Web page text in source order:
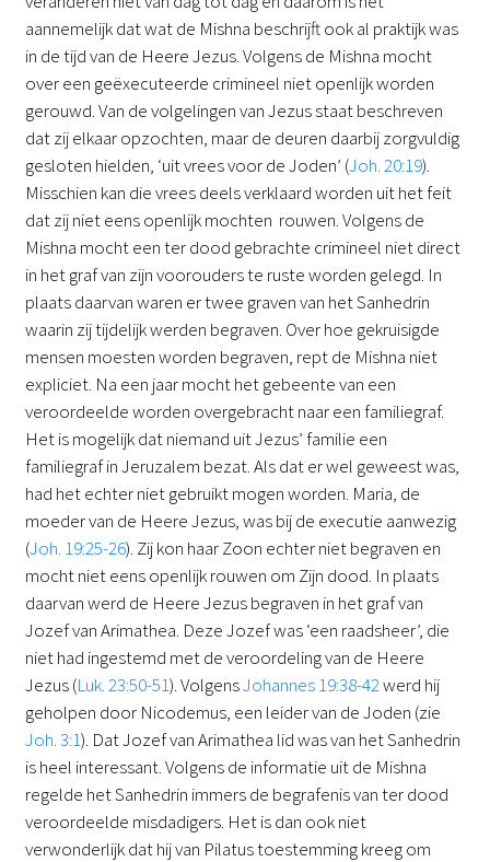
aannemelijk dat wat de Mishna beschrijft ook al praktijk was
in de tijd van de Heere Jezus. Volgens de Mishna mocht
over een geëxecuteerde crimineel niet openlijk worden
gerouwd. Van de volgelingen van Jezus staat beschreven
dat zij elkaar opzochten, maar de deuren daarbij zorgvuldig
gesloten hielden, ‘uit vrees voor de Joden’ (Joh. 20:19).
Misschien kan die vrees deels verklaard worden uit het feit
dat zij niet eens openlijk mochten rouwen. Volgens de
Mishna mocht een ter dood gebrachte crimineel niet direct
in het graf van zijn voorouders te ruste worden gelegd. In
plaats daarvan waren er twee graven van het Sanhedrin
waarin zij tijdelijk werden begraven. Over hoe gekruisigde
mensen moesten worden begraven, rept de Mishna niet
expliciet. Na een jaar mocht het gebeente van een
veroordeelde worden overgebracht naar een familiegraf.
Het is mogelijk dat niemand uit Jezus’ familie een
familiegraf in Jeruzalem bezat. Als dat er wel geweest was,
had het echter niet gebruikt mogen worden. Maria, de
moeder van de Heere Jezus, was bij de executie aanwezig
(Joh. 19:25-26). Zij kon haar Zoon echter niet begraven en
mocht niet eens openlijk rouwen om Zijn dood. In plaats
daarvan werd de Heere Jezus begraven in het graf van
Jozef van Arimathea. Deze Jozef was ‘een raadsheer’, die
niet had ingestemd met de veroordeling van de Heere
Jezus (Luk. 23:50-51). VolgensJohannes 19:38-42werd hij
geholpen door Nicodemus, een leider van de Joden (zie
Joh. 3:1). Dat Jozef van Arimathea lid was van het Sanhedrin
is heel interessant. Volgens de informatie uit de Mishna
regelde het Sanhedrin immers de begrafenis van ter dood
veroordeelde misdadigers. Het is dan ook niet
verwonderlijk dat hij van Pilatus toestemming kreeg om